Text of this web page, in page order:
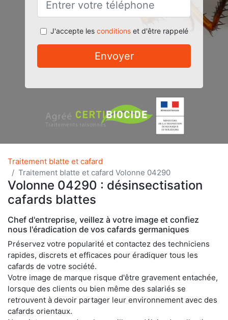
J'accepte les conditionset d'être rappelé
Envoyer
Traitement blatte et cafard
Traitement blatte et cafard Volonne 04290
Volonne 04290 : désinsectisation
cafards blattes
Chef d'entreprise, veillez à votre image et confiez
nous l'éradication de vos cafards germaniques
Préservez votre popularité et contactez des techniciens
rapides, discrets et efficaces pour éradiquer tous les
cafards de votre société.
Votre image de marque risque d'être gravement entachée,
lorsque des clients ou bien même des salariés se
retrouvent à devoir partager leur environnement avec des
cafards orientaux.